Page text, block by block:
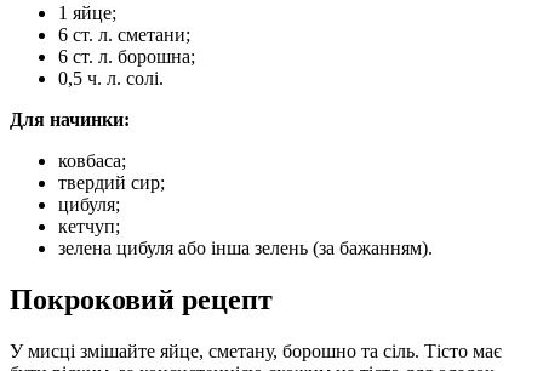
1 яйце;
6 ст. л. сметани;
6 ст. л. борошна;
0,5 ч. л. солі.
Для начинки:
ковбаса;
твердий сир;
цибуля;
кетчуп;
зелена цибуля або інша зелень (за бажанням).
Покроковий рецепт
У мисці змішайте яйце, сметану, борошно та сіль. Тісто має